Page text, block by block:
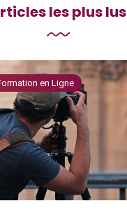
les plus lus
en Ligne